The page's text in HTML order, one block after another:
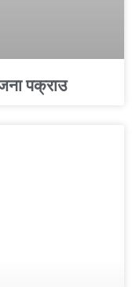
पक्राउ